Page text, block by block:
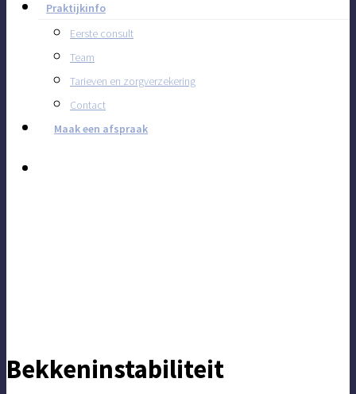
Praktijkinfo
Eerste consult
Team
Tarieven en zorgverzekering
Contact
Maak een afspraak
Bekkeninstabiliteit